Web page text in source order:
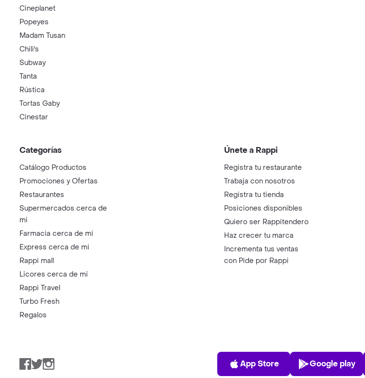
Cineplanet
Popeyes
Madam Tusan
Chili's
Subway
Tanta
Rústica
Tortas Gaby
Cinestar
Categorías
Catálogo Productos
Promociones y Ofertas
Restaurantes
Supermercados cerca de
mi
Farmacia cerca de mi
Express cerca de mi
Rappi mall
Licores cerca de mi
Rappi Travel
Turbo Fresh
Regalos
Únete a Rappi
Registra tu restaurante
Trabaja con nosotros
Registra tu tienda
Posiciones disponibles
Quiero ser Rappitendero
Haz crecer tu marca
Incrementa tus ventas
con Pide por Rappi
Facebook
TwitterInstagram
App Store
App Store
Play Store
Google play